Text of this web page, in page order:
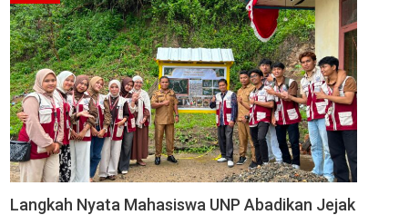
Langkah Nyata Mahasiswa UNP Abadikan Jejak